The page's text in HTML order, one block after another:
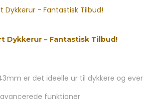
Dykkerur – Fantastisk Tilbud!
er det ideelle ur til dykkere og
funktioner